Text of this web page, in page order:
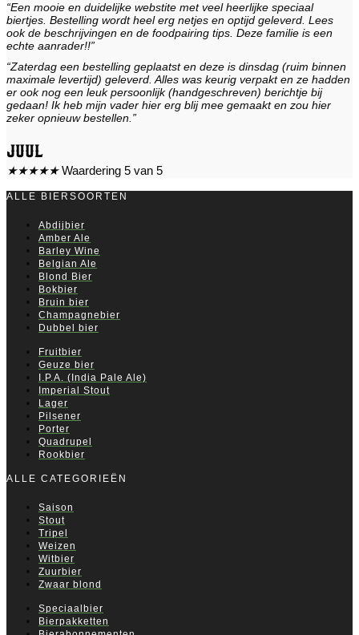
“Een mooie en duidelijke webstite met veel heerlijke speciaal
biertjes. Bestelling wordt heel erg netjes en optijd geleverd. Lees
ook de beschrijvingen en de foodpairing tips. Deze familie is een
echte aanrader!!”
“Zaterdag een bestelling geplaatst en deze is dinsdag (ruim binnen
maximale levertijd) geleverd. Alles was keurig verpakt en ze hadden
er ook nog een leuk persoonlijk (handgeschreven) berichtje bij
gedaan! Ik heb mijn vader hier erg blij mee gemaakt en zou hier
zeker opnieuw bestellen.”
Juul
★★★★★ Waardering 5 van 5
ALLE BIERSOORTEN
Abdijbier
Amber Ale
Barley Wine
Belgian Ale
Blond Bier
Bokbier
Bruin bier
Champagnebier
Dubbel bier
Fruitbier
Geuze bier
I.P.A. (India Pale Ale)
Imperial Stout
Lager
Pilsener
Porter
Quadrupel
Rookbier
ALLE CATEGORIEËN
Saison
Stout
Tripel
Weizen
Witbier
Zuurbier
Zwaar blond
Speciaalbier
Bierpakketten